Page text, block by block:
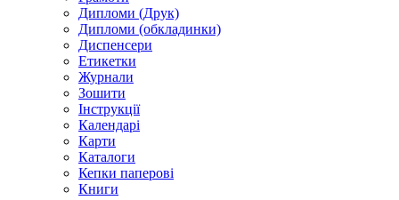
Дипломи (Друк)
Дипломи (обкладинки)
Диспенсери
Етикетки
Журнали
Зошити
Інструкції
Календарі
Карти
Каталоги
Кепки паперові
Книги